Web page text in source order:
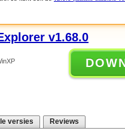
v1.68.0
versies Reviews